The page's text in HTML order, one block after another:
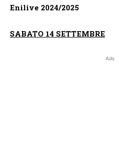
Enilive 2024/2025
SABATO 14 SETTEMBRE
Ads